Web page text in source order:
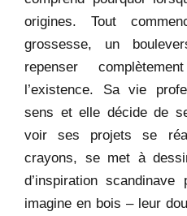
origines. Tout
grossesse, un
repenser
l’existence. Sa vie
sens et elle décide de
voir ses projets se
crayons, se met à
d’inspiration
imagine en bois – leur